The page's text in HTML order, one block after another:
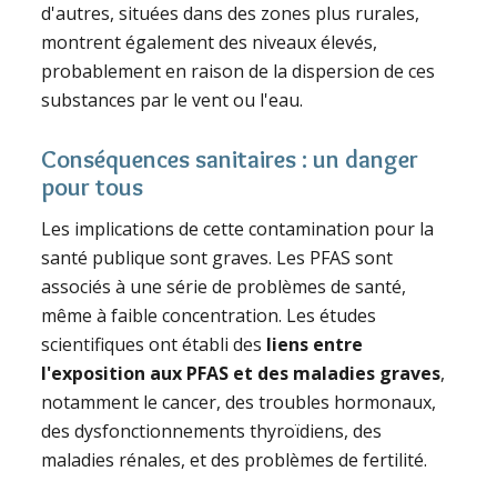
d'autres, situées dans des zones plus rurales,
montrent également des niveaux élevés,
probablement en raison de la dispersion de ces
substances par le vent ou l'eau.
Conséquences sanitaires : un danger
pour tous
Les implications de cette contamination pour la
santé publique sont graves. Les PFAS sont
associés à une série de problèmes de santé,
même à faible concentration. Les études
scientifiques ont établi des liens entre
l'exposition aux PFAS et des maladies graves,
notamment le cancer, des troubles hormonaux,
des dysfonctionnements thyroïdiens, des
maladies rénales, et des problèmes de fertilité.